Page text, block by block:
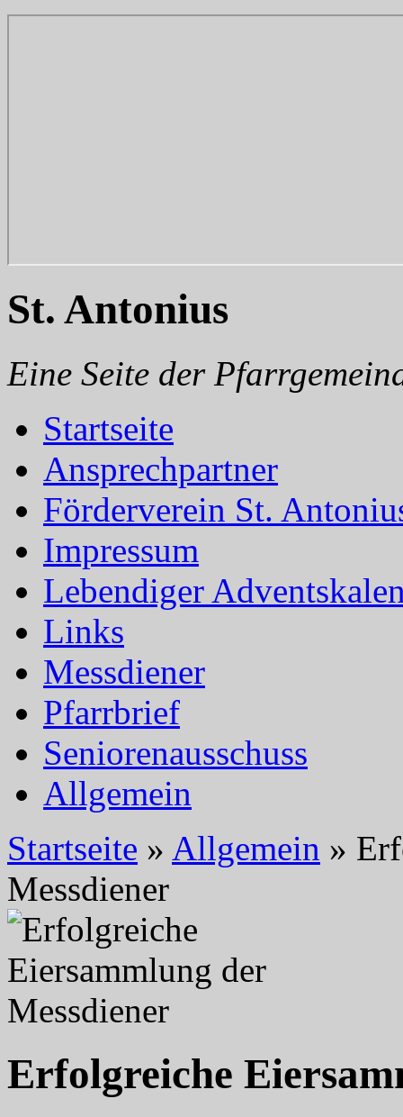
St. Antonius
Eine Seite der
Startseite
Ansprechpartner
Förderverein St.
Impressum
Lebendiger
Links
Messdiener
Pfarrbrief
Seniorenausschuss
Allgemein
Startseite » Allgemein »
Messdiener
Erfolgreiche